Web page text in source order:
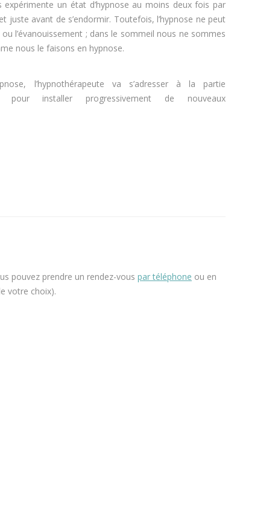
expérimente un état d’hypnose au moins deux fois par
juste avant de s’endormir. Toutefois, l’hypnose ne peut
l’évanouissement ; dans le sommeil nous ne sommes
nous le faisons en hypnose.
l’hypnothérapeute va s’adresser à la partie
pour installer progressivement de nouveaux
pouvez prendre un rendez-vous par téléphone ou en
votre choix).